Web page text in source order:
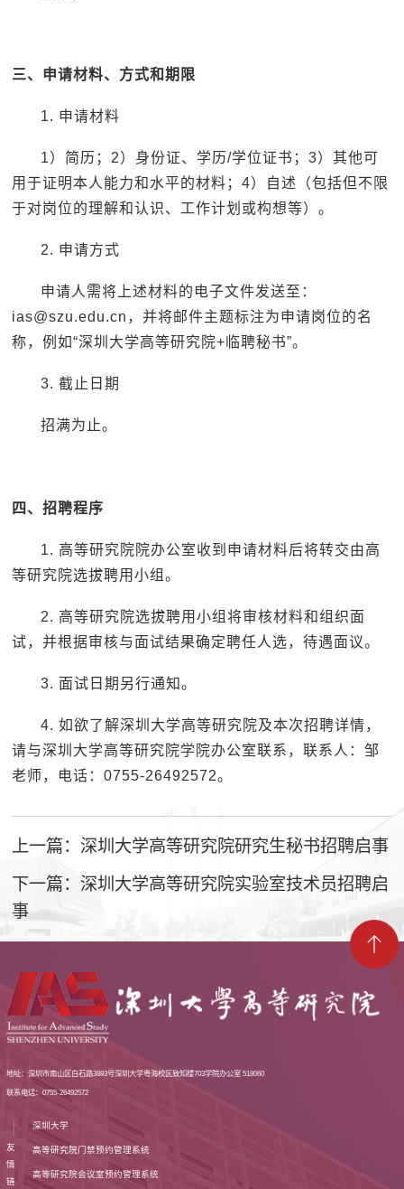
三、申请材料、方式和期限
1. 申请材料
1）简历；2）身份证、学历/学位证书；3）其他可
用于证明本人能力和水平的材料；4）自述（包括但不限
于对岗位的理解和认识、工作计划或构想等）。
2. 申请方式
申请人需将上述材料的电子文件发送至：
ias@szu.edu.cn，并将邮件主题标注为申请岗位的名
称，例如“深圳大学高等研究院+临聘秘书”。
3. 截止日期
招满为止。
四、招聘程序
1. 高等研究院院办公室收到申请材料后将转交由高
等研究院选拔聘用小组。
2. 高等研究院选拔聘用小组将审核材料和组织面
试，并根据审核与面试结果确定聘任人选，待遇面议。
3. 面试日期另行通知。
4. 如欲了解深圳大学高等研究院及本次招聘详情，
请与深圳大学高等研究院学院办公室联系，联系人：邹
老师，电话：0755-26492572。
上一篇：深圳大学高等研究院研究生秘书招聘启事
下一篇：深圳大学高等研究院实验室技术员招聘启
事
地址：深圳市南山区白石路3883号深圳大学粤海校区致知楼703学院办公室 518060
联系电话：0755-26492572
友
情
链
深圳大学
高等研究院门禁预约管理系统
高等研究院会议室预约管理系统